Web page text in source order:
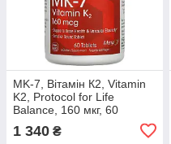
MK-7, Вітамін К2, Vitamin
K2, Protocol for Life
Balance, 160 мкг, 60
1 340 ₴